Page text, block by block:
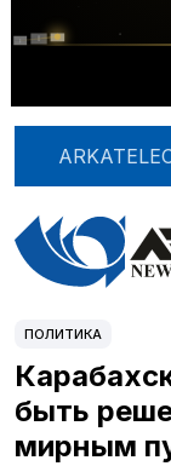
ПОЛИТИКА
быть
мирным